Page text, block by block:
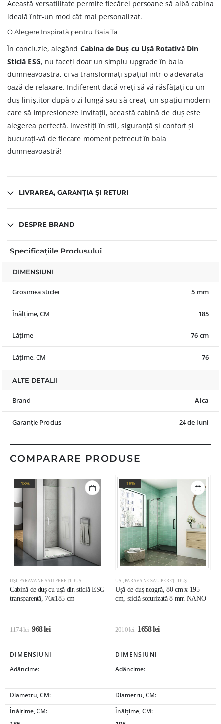
Această versatilitate permite fiecărei persoane să aibă cabina
ideală într-un mod cât mai personalizat.
O Alegere Inspirată pentru Baia Ta
În concluzie, alegând Cabina de Duș cu Ușă Rotativă Din
Sticlă ESG, nu faceți doar un simplu upgrade în baia
dumneavoastră, ci vă transformați spațiul într-o adevărată
oază de relaxare. Indiferent dacă vreți să vă răsfățați cu un
duș liniștitor după o zi lungă sau să creați un spațiu modern
care să impresioneze invitații, această cabină de duș este
alegerea perfectă. Investiți în stil, siguranță și confort și
bucurați-vă de fiecare moment petrecut în baia
dumneavoastră!
LIVRAREA, GARANȚIA ȘI RETURI
DESPRE BRAND
Specificațiile Produsului
DIMENSIUNI
Grosimea sticlei 5 mm
Înălțime, CM 185
Lățime 76 cm
Lățime, CM 76
ALTE DETALII
Brand Aica
Garanție Produs 24 de luni
COMPARARE PRODUSE
-18%
UȘI, PARAVANE SAU PEREȚI DUȘ
Cabină de duș cu ușă din sticlă ESG
transparentă, 76x185 cm
1174lei 968lei
-18%
UȘI, PARAVANE SAU PEREȚI DUȘ
Ușă de duș neagră, 80 cm x 195
cm, sticlă securizată 8 mm NANO
2010lei 1658lei
DIMENSIUNI
DIMENSIUNI
Adâncime:
Adâncime:
Diametru, CM:
Diametru, CM:
Înălțime, CM:
Înălțime, CM: